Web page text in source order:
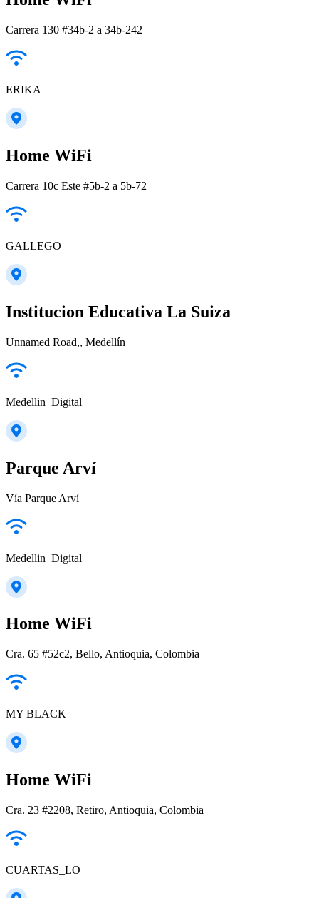
Carrera 130 #34b-2 a 34b-242
ERIKA
Home WiFi
Carrera 10c Este #5b-2 a 5b-72
GALLEGO
Institucion Educativa La Suiza
Unnamed Road,, Medellín
Medellin_Digital
Parque Arví
Vía Parque Arví
Medellin_Digital
Home WiFi
Cra. 65 #52c2, Bello, Antioquia, Colombia
MY BLACK
Home WiFi
Cra. 23 #2208, Retiro, Antioquia, Colombia
CUARTAS_LO